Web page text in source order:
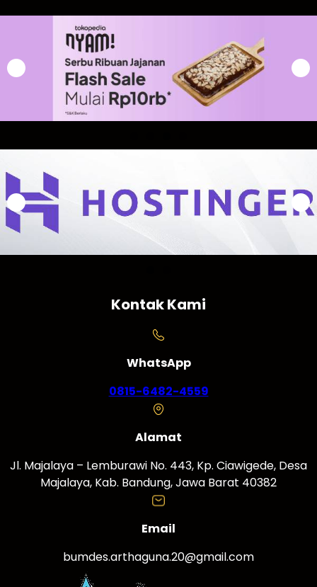
Kontak Kami
WhatsApp
0815-6482-4559
Alamat
Jl. Majalaya – Lemburawi No. 443, Kp. Ciawigede, Desa
Majalaya, Kab. Bandung, Jawa Barat 40382
Email
bumdes.arthaguna.20@gmail.com